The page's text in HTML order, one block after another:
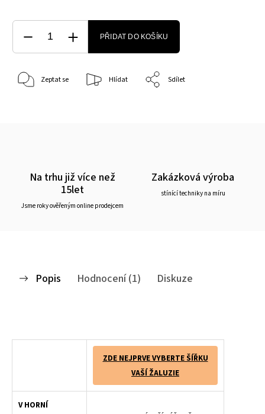
PŘIDAT DO KOŠÍKU
Zeptat se Hlídat Sdílet
Na trhu již více než
15let
Jsme roky ověřeným online prodejcem
Zakázková výroba
stínící techniky na míru
Popis Hodnocení (1) Diskuze
ZDE NEJPRVE VYBERTE ŠÍŘKU
VAŠÍ ŽALUZIE
V HORNÍ